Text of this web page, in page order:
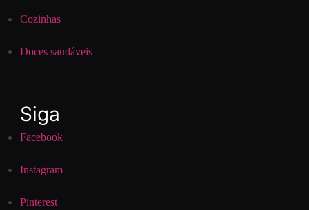
Cozinhas
Doces saudáveis
Siga
Facebook
Instagram
Pinterest